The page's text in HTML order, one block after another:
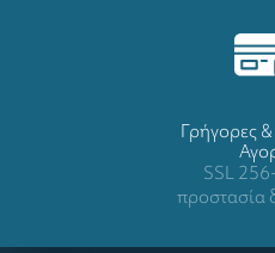
Γρήγορες
SSL
προστασία